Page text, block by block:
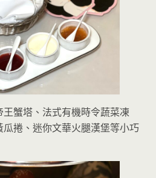
蟹塔、法式有機時令蔬菜凍
捲、迷你文華火腿漢堡等小巧